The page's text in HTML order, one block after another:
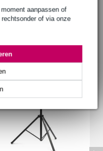
aanpassen of
of via onze